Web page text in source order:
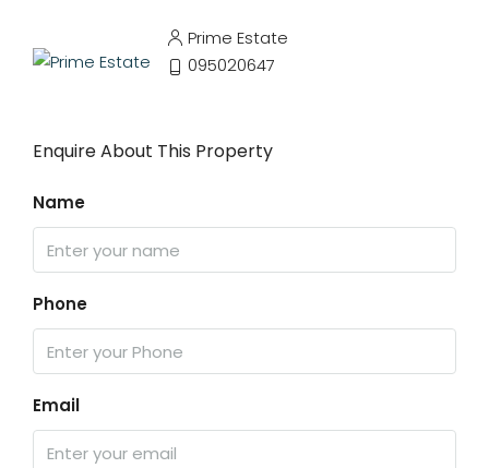
Prime Estate
095020647
Enquire About This Property
Name
Phone
Email